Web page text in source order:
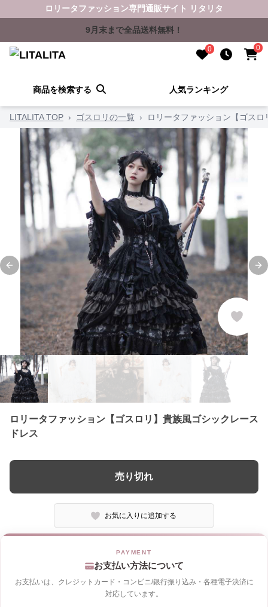
ロリータファッション専門通販サイト リタリタ
9月末まで全品送料無料！
0 0
商品を検索する 人気ランキング
LITALITA TOP › ゴスロリの一覧 › ロリータファッション【ゴス
Previous slide
ロリータファッション【ゴスロリ】貴族風ゴシックレース
ドレス
売り切れ
お気に入りに追加する
お支払い方法について
お支払いは、クレジットカード・コンビニ/銀行振り込み・各種電子決済に
対応しています。